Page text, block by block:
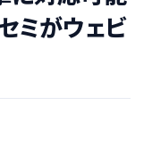
ミがウェビ